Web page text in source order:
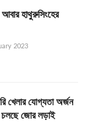
হাথুরুসিংহের
2023
খেলার যোগ্যতা অর্জন
জোর লড়াই